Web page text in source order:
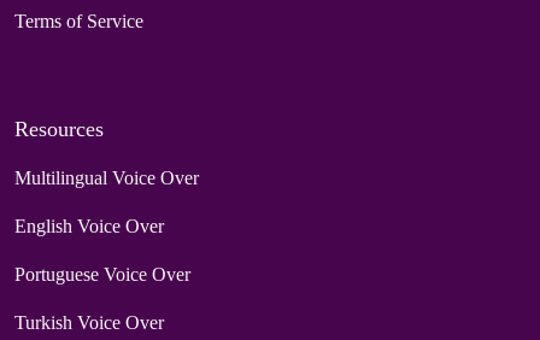
Terms of Service
Resources
Multilingual Voice Over
English Voice Over
Portuguese Voice Over
Turkish Voice Over